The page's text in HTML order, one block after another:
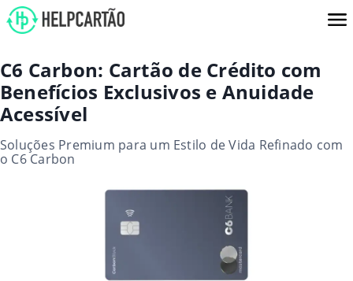
C6 Carbon: Cartão de Crédito com
Benefícios Exclusivos e Anuidade
Acessível
Soluções Premium para um Estilo de Vida Refinado com
o C6 Carbon